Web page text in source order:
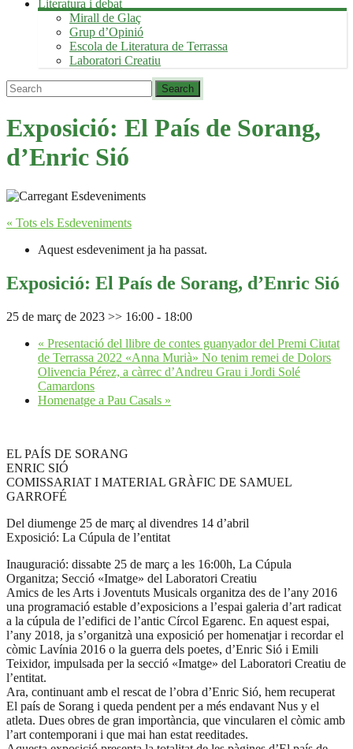
Literatura i debat
Mirall de Glaç
Grup d’Opinió
Escola de Literatura de Terrassa
Laboratori Creatiu
Exposició: El País de Sorang,
d’Enric Sió
« Tots els Esdeveniments
Aquest esdeveniment ja ha passat.
Exposició: El País de Sorang, d’Enric Sió
25 de març de 2023 >> 16:00 - 18:00
« Presentació del llibre de contes guanyador del Premi Ciutat
de Terrassa 2022 «Anna Murià» No tenim remei de Dolors
Olivencia Pérez, a càrrec d’Andreu Grau i Jordi Solé
Camardons
Homenatge a Pau Casals »
EL PAÍS DE SORANG
ENRIC SIÓ
COMISSARIAT I MATERIAL GRÀFIC DE SAMUEL
GARROFÉ
Del diumenge 25 de març al divendres 14 d’abril
Exposició: La Cúpula de l’entitat
Inauguració: dissabte 25 de març a les 16:00h, La Cúpula
Organitza; Secció «Imatge» del Laboratori Creatiu
Amics de les Arts i Joventuts Musicals organitza des de l’any 2016
una programació estable d’exposicions a l’espai galeria d’art radicat
a la cúpula de l’edifici de l’antic Círcol Egarenc. En aquest espai,
l’any 2018, ja s’organitzà una exposició per homenatjar i recordar el
còmic Lavínia 2016 o la guerra dels poetes, d’Enric Sió i Emili
Teixidor, impulsada per la secció «Imatge» del Laboratori Creatiu de
l’entitat.
Ara, continuant amb el rescat de l’obra d’Enric Sió, hem recuperat
El país de Sorang i queda pendent per a més endavant Nus y el
atleta. Dues obres de gran importància, que vincularen el còmic amb
l’art contemporani i que mai han estat reeditades.